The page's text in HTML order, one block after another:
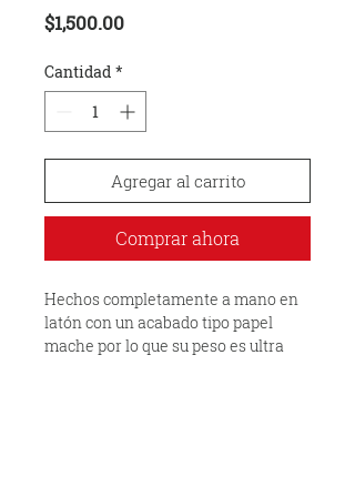
$1,500.00Precio
Cantidad *
Agregar al carrito
Comprar ahora
Hechos completamente a mano en
latón con un acabado tipo papel
mache por lo que su peso es ultra